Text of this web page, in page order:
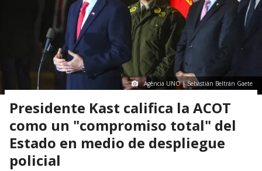
Agencia UNO | Sebastián Beltrán Gaete
Presidente Kast califica la ACOT
como un "compromiso total" del
Estado en medio de despliegue
policial